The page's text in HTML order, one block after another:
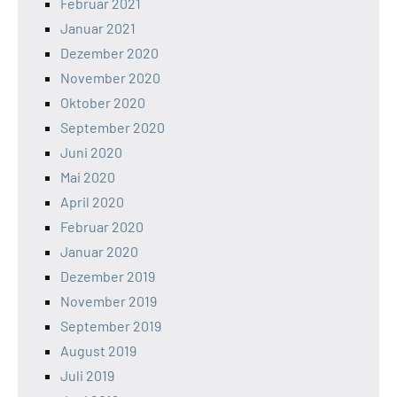
Januar 2021
Dezember 2020
November 2020
Oktober 2020
September 2020
Juni 2020
Mai 2020
April 2020
Februar 2020
Januar 2020
Dezember 2019
November 2019
September 2019
August 2019
Juli 2019